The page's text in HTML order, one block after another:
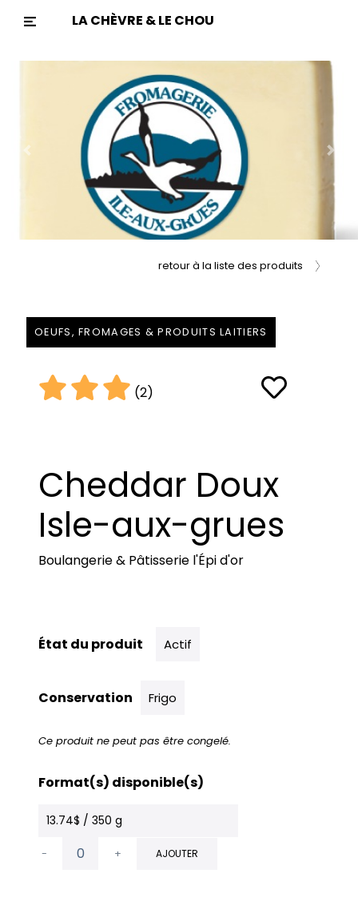
LA CHÈVRE & LE CHOU
Previous Next
OEUFS, FROMAGES & PRODUITS LAITIERS
retour à la liste des produits
(2)
Cheddar Doux
Isle-aux-grues
Boulangerie & Pâtisserie l'Épi d'or
État du produit Actif
Conservation Frigo
Ce produit ne peut pas être congelé.
Format(s) disponible(s)
13.74$ / 350 g
- + AJOUTER